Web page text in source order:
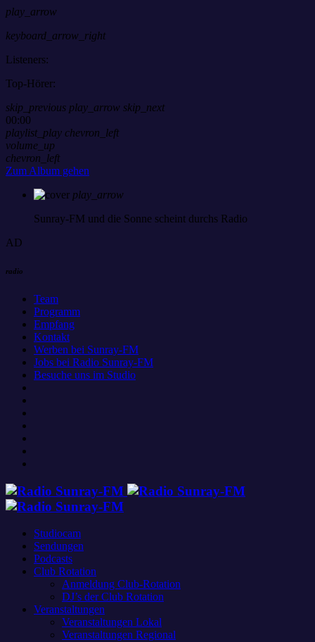
play_arrow
keyboard_arrow_right
Listeners:
Top-Hörer:
skip_previous play_arrow skip_next
00:00
playlist_play chevron_left
volume_up
chevron_left
Zum Album gehen
play_arrow
Sunray-FM und die Sonne scheint durchs Radio
AD
radio
Team
Programm
Empfang
Kontakt
Werben bei Sunray-FM
Jobs bei Radio Sunray-FM
Besuche uns im Studio
Studiocam
Sendungen
Podcasts
Club Rotation
Anmeldung Club-Rotation
DJ’s der Club Rotation
Veranstaltungen
Veranstaltungen Lokal
Veranstaltungen Regional